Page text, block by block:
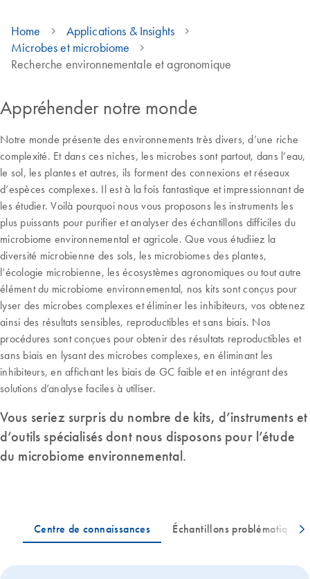
Home
Applications & Insights
Microbes et microbiome
Recherche environnementale et agronomique
Appréhender notre monde
Notre monde présente des environnements très divers, d’une riche
complexité. Et dans ces niches, les microbes sont partout, dans l’eau,
le sol, les plantes et autres, ils forment des connexions et réseaux
d’espèces complexes. Il est à la fois fantastique et impressionnant de
les étudier. Voilà pourquoi nous vous proposons les instruments les
plus puissants pour purifier et analyser des échantillons difficiles du
microbiome environnemental et agricole. Que vous étudiiez la
diversité microbienne des sols, les microbiomes des plantes,
l’écologie microbienne, les écosystèmes agronomiques ou tout autre
élément du microbiome environnemental, nos kits sont conçus pour
lyser des microbes complexes et éliminer les inhibiteurs, vos obtenez
ainsi des résultats sensibles, reproductibles et sans biais. Nos
procédures sont conçues pour obtenir des résultats reproductibles et
sans biais en lysant des microbes complexes, en éliminant les
inhibiteurs, en affichant les biais de GC faible et en intégrant des
solutions d’analyse faciles à utiliser.
Vous seriez surpris du nombre de kits, d’instruments et
d’outils spécialisés dont nous disposons pour l’étude
du microbiome environnemental.